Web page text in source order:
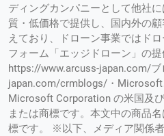
ディングカンパニーとして他社
質・低価格で提供し、国内外の
えており、ドローン事業ではド
フォーム「エッジドローン」の
https://www.arcuss-japan.com/
japan.com/crmblogs/・Microsoft
Microsoft Corporation の米国及
または商標です。本文中の商品
標です。 ※以下、メディア関係